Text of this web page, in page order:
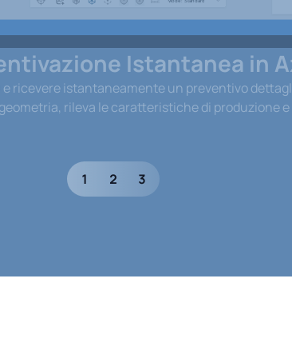
Istantanea in
e ricevere istantaneamente un preventivo
rileva le caratteristiche di produzione e
1 2 3